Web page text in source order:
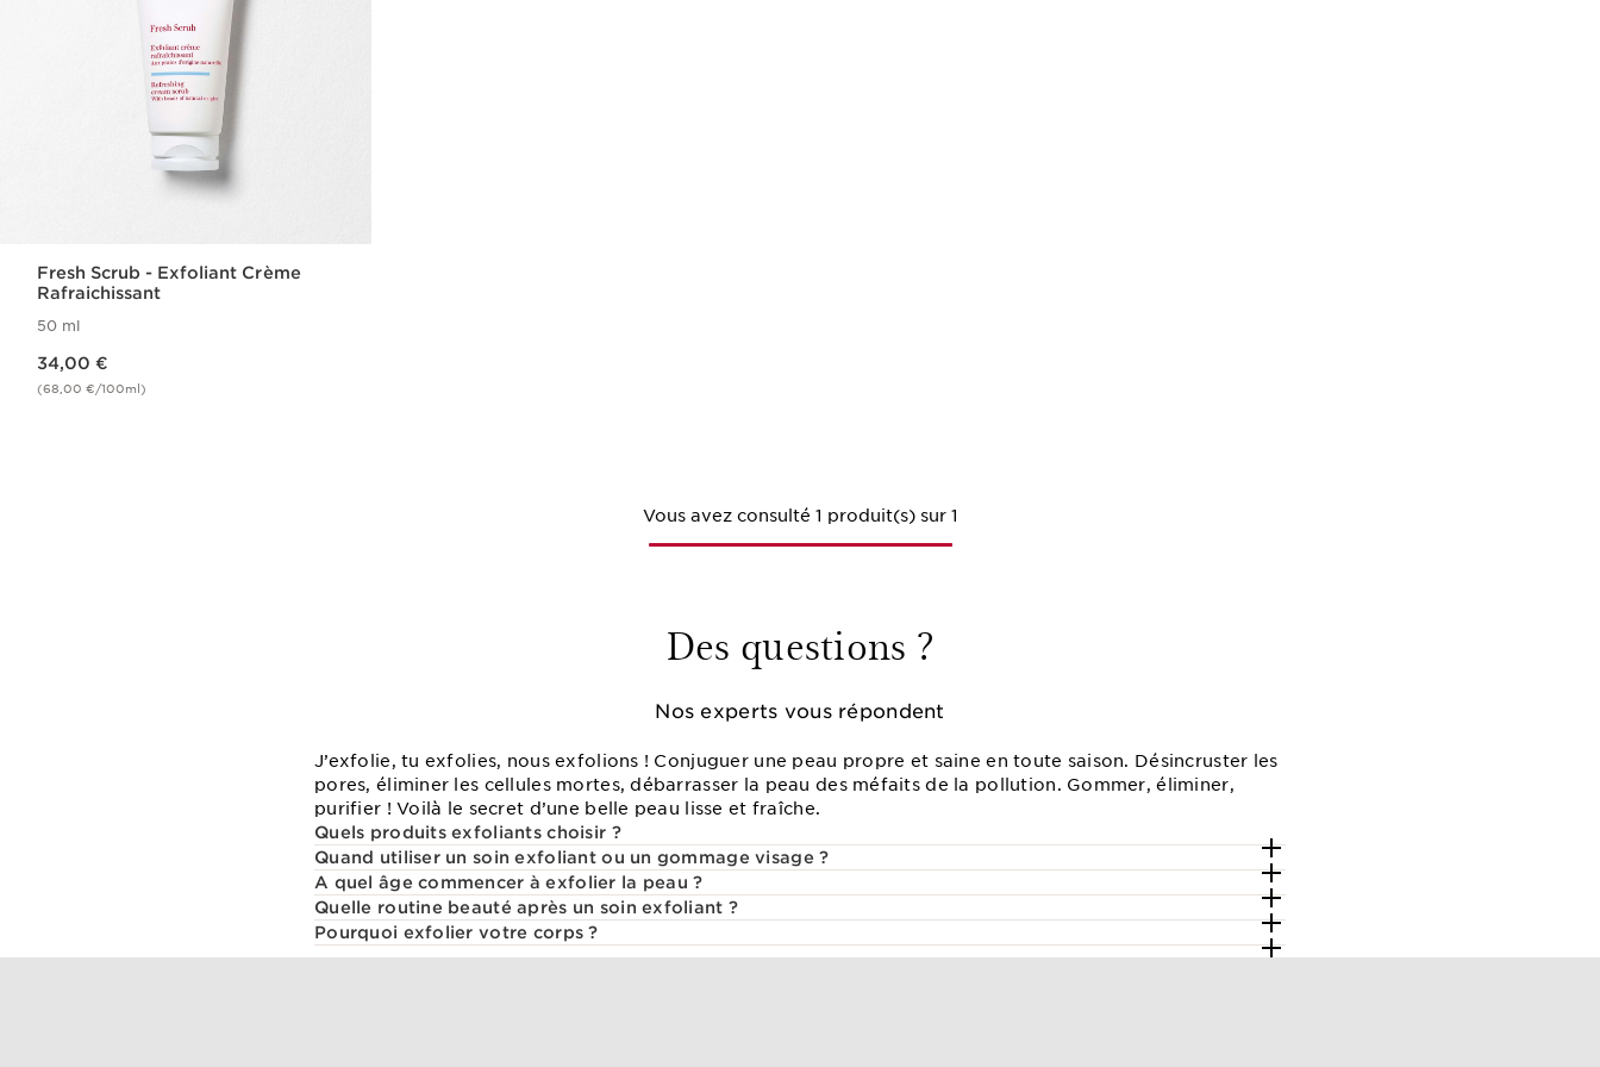
Fresh Scrub - Exfoliant Crème
Rafraichissant
50 ml
34,00 €
(68,00 €/100ml)
Vous avez consulté 1 produit(s) sur 1
Des questions ?
Nos experts vous répondent
J’exfolie, tu exfolies, nous exfolions ! Conjuguer une peau propre et saine en toute saison. Désincruster les
pores, éliminer les cellules mortes, débarrasser la peau des méfaits de la pollution. Gommer, éliminer,
purifier ! Voilà le secret d’une belle peau lisse et fraîche.
Quels produits exfoliants choisir ?
Quand utiliser un soin exfoliant ou un gommage visage ?
A quel âge commencer à exfolier la peau ?
Quelle routine beauté après un soin exfoliant ?
Pourquoi exfolier votre corps ?